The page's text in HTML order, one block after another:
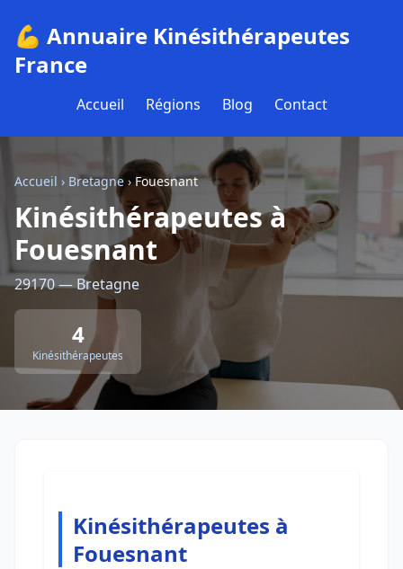
💪 Annuaire Kinésithérapeutes
France
Accueil Régions Blog Contact
Accueil › Bretagne›Fouesnant
Kinésithérapeutes à
Fouesnant
29170 — Bretagne
4
Kinésithérapeutes
Kinésithérapeutes à
Fouesnant